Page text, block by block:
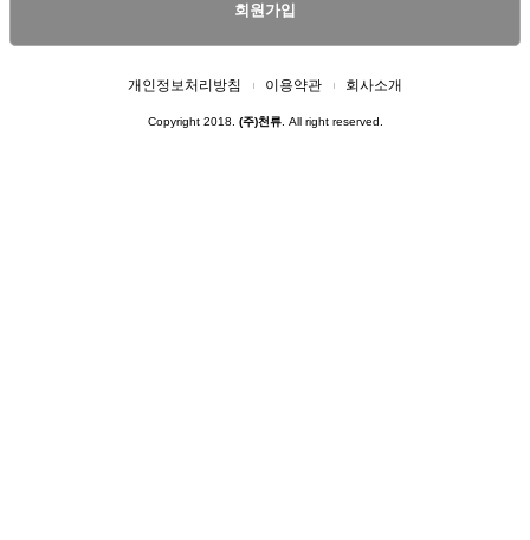
회원가입
개인정보처리방침 이용약관 회사소개
Copyright 2018. (주)천류. All right reserved.